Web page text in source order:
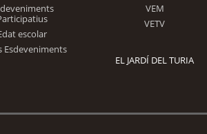
Trinidad Alfonso
escolar
Esdeveniments
VEM
VETV
EL JARDÍ DEL TURIA